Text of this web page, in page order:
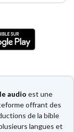
audio est une
offrant des
de la bible
langues et